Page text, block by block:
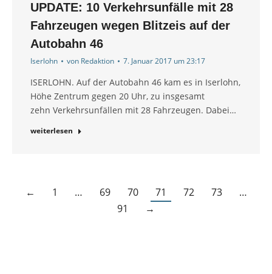
UPDATE: 10 Verkehrsunfälle mit 28
Fahrzeugen wegen Blitzeis auf der
Autobahn 46
Iserlohn von Redaktion 7. Januar 2017 um 23:17
ISERLOHN. Auf der Autobahn 46 kam es in Iserlohn,
Höhe Zentrum gegen 20 Uhr, zu insgesamt
zehn Verkehrsunfällen mit 28 Fahrzeugen. Dabei…
weiterlesen
← 1 … 69 70 71 72 73
…
91
→